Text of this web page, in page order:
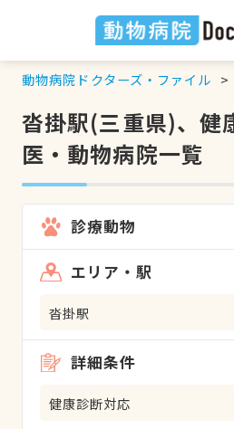
動物病院ドクターズ・ファイル
沓掛駅(三重県)、健
医・動物病院一覧
診療動物
エリア・駅
沓掛駅
詳細条件
健康診断対応